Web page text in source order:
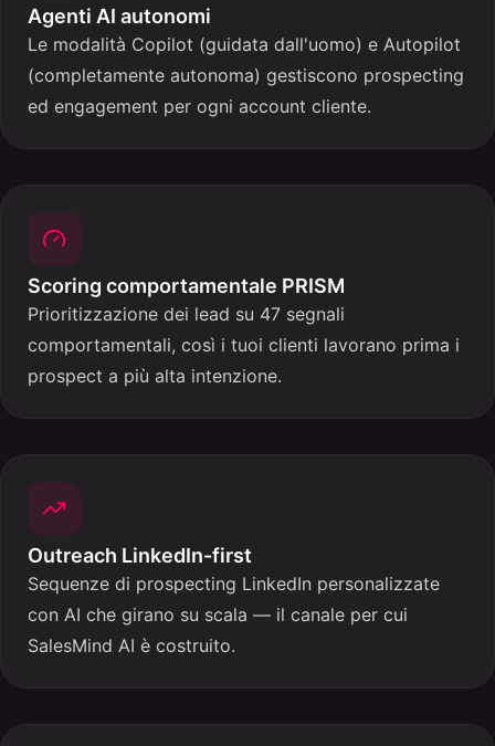
Agenti AI autonomi
Le modalità Copilot (guidata dall'uomo) e Autopilot
(completamente autonoma) gestiscono prospecting
ed engagement per ogni account cliente.
Scoring comportamentale PRISM
Prioritizzazione dei lead su 47 segnali
comportamentali, così i tuoi clienti lavorano prima i
prospect a più alta intenzione.
Outreach LinkedIn-first
Sequenze di prospecting LinkedIn personalizzate
con AI che girano su scala — il canale per cui
SalesMind AI è costruito.